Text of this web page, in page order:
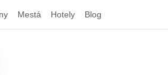
Mestá Hotely Blog